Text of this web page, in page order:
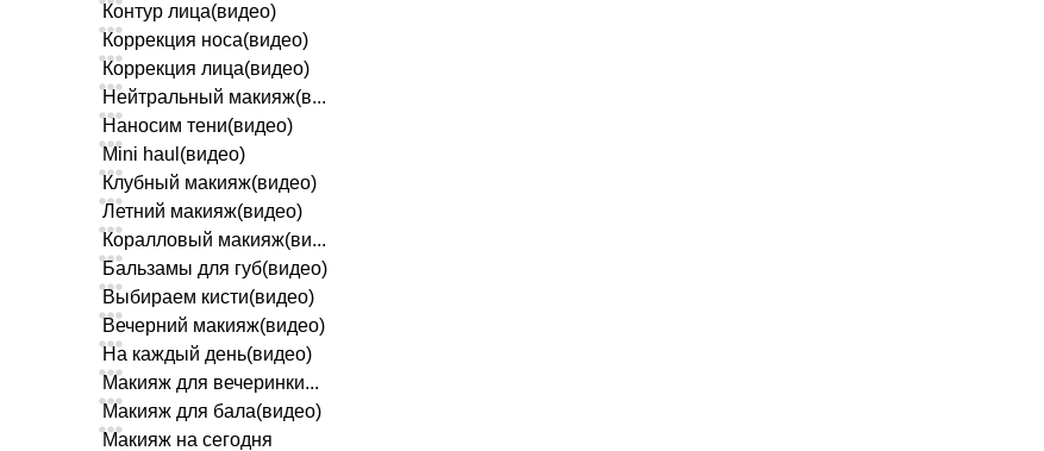
Контур лица(видео)
Коррекция носа(видео)
Коррекция лица(видео)
Нейтральный макияж(в...
Наносим тени(видео)
Mini haul(видео)
Клубный макияж(видео)
Летний макияж(видео)
Коралловый макияж(ви...
Бальзамы для губ(видео)
Выбираем кисти(видео)
Вечерний макияж(видео)
На каждый день(видео)
Макияж для вечеринки...
Макияж для бала(видео)
Макияж на сегодня